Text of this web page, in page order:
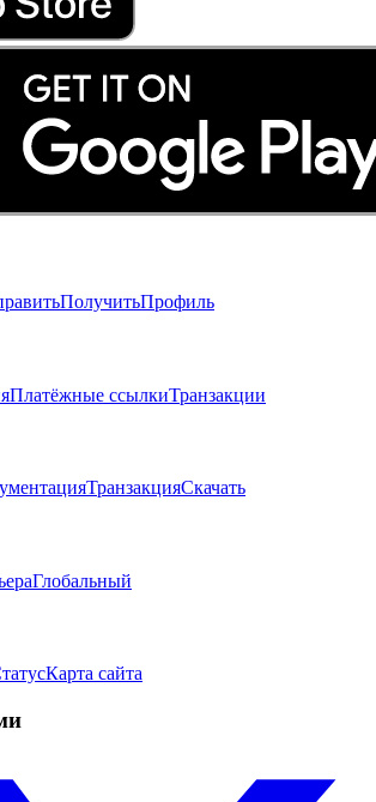
ПолучитьПрофиль
Платёжные ссылкиТранзакции
ТранзакцияСкачать
Глобальный
Карта сайта